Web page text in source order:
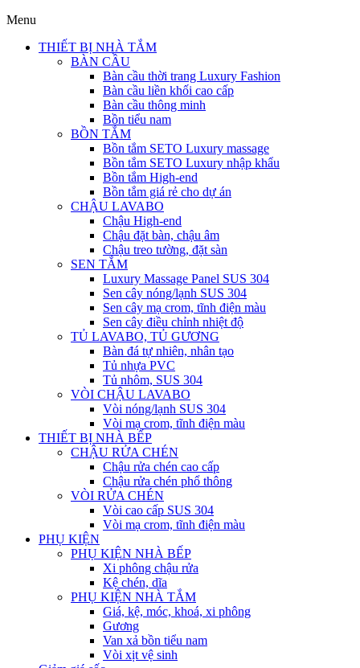
Menu
THIẾT BỊ NHÀ TẮM
BÀN CẦU
Bàn cầu thời trang Luxury Fashion
Bàn cầu liền khối cao cấp
Bàn cầu thông minh
Bồn tiểu nam
BỒN TẮM
Bồn tắm SETO Luxury massage
Bồn tắm SETO Luxury nhập khẩu
Bồn tắm High-end
Bồn tắm giá rẻ cho dự án
CHẬU LAVABO
Chậu High-end
Chậu đặt bàn, chậu âm
Chậu treo tường, đặt sàn
SEN TẮM
Luxury Massage Panel SUS 304
Sen cây nóng/lạnh SUS 304
Sen cây mạ crom, tĩnh điện màu
Sen cây điều chỉnh nhiệt độ
TỦ LAVABO, TỦ GƯƠNG
Bàn đá tự nhiên, nhân tạo
Tủ nhựa PVC
Tủ nhôm, SUS 304
VÒI CHẬU LAVABO
Vòi nóng/lạnh SUS 304
Vòi mạ crom, tĩnh điện màu
THIẾT BỊ NHÀ BẾP
CHẬU RỬA CHÉN
Chậu rửa chén cao cấp
Chậu rửa chén phổ thông
VÒI RỬA CHÉN
Vòi cao cấp SUS 304
Vòi mạ crom, tĩnh điện màu
PHỤ KIỆN
PHỤ KIỆN NHÀ BẾP
Xi phông chậu rửa
Kệ chén, dĩa
PHỤ KIỆN NHÀ TẮM
Giá, kệ, móc, khoá, xi phông
Gương
Van xả bồn tiểu nam
Vòi xịt vệ sinh